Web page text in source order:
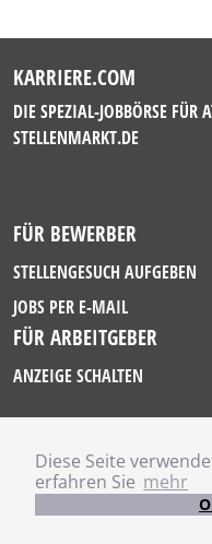
Diese Seite
erfahren Sie mehr
KARRIERE.COM
DIE SPEZIAL-JOBBÖRSE FÜR
STELLENMARKT.DE
FÜR BEWERBER
STELLENGESUCH AUFGEBEN
JOBS PER E-MAIL
FÜR ARBEITGEBER
ANZEIGE SCHALTEN
IMPRESSUM
DATENSCHUTZ